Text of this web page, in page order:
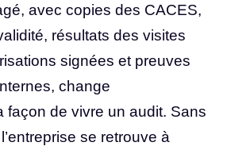
avec copies des CACES,
résultats des visites
signées et preuves
change
façon de vivre un audit. Sans
se retrouve à